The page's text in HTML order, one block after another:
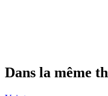
Dans la même